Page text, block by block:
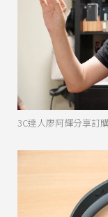
3C達人廖阿輝分享訂